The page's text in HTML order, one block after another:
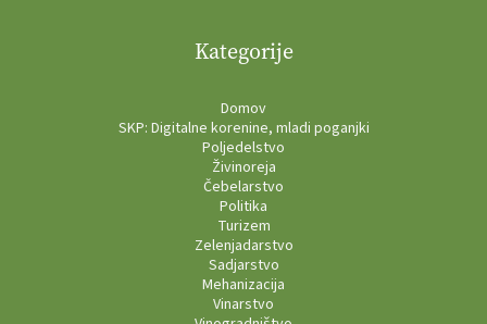
Kategorije
Domov
SKP: Digitalne korenine, mladi poganjki
Poljedelstvo
Živinoreja
Čebelarstvo
Politika
Turizem
Zelenjadarstvo
Sadjarstvo
Mehanizacija
Vinarstvo